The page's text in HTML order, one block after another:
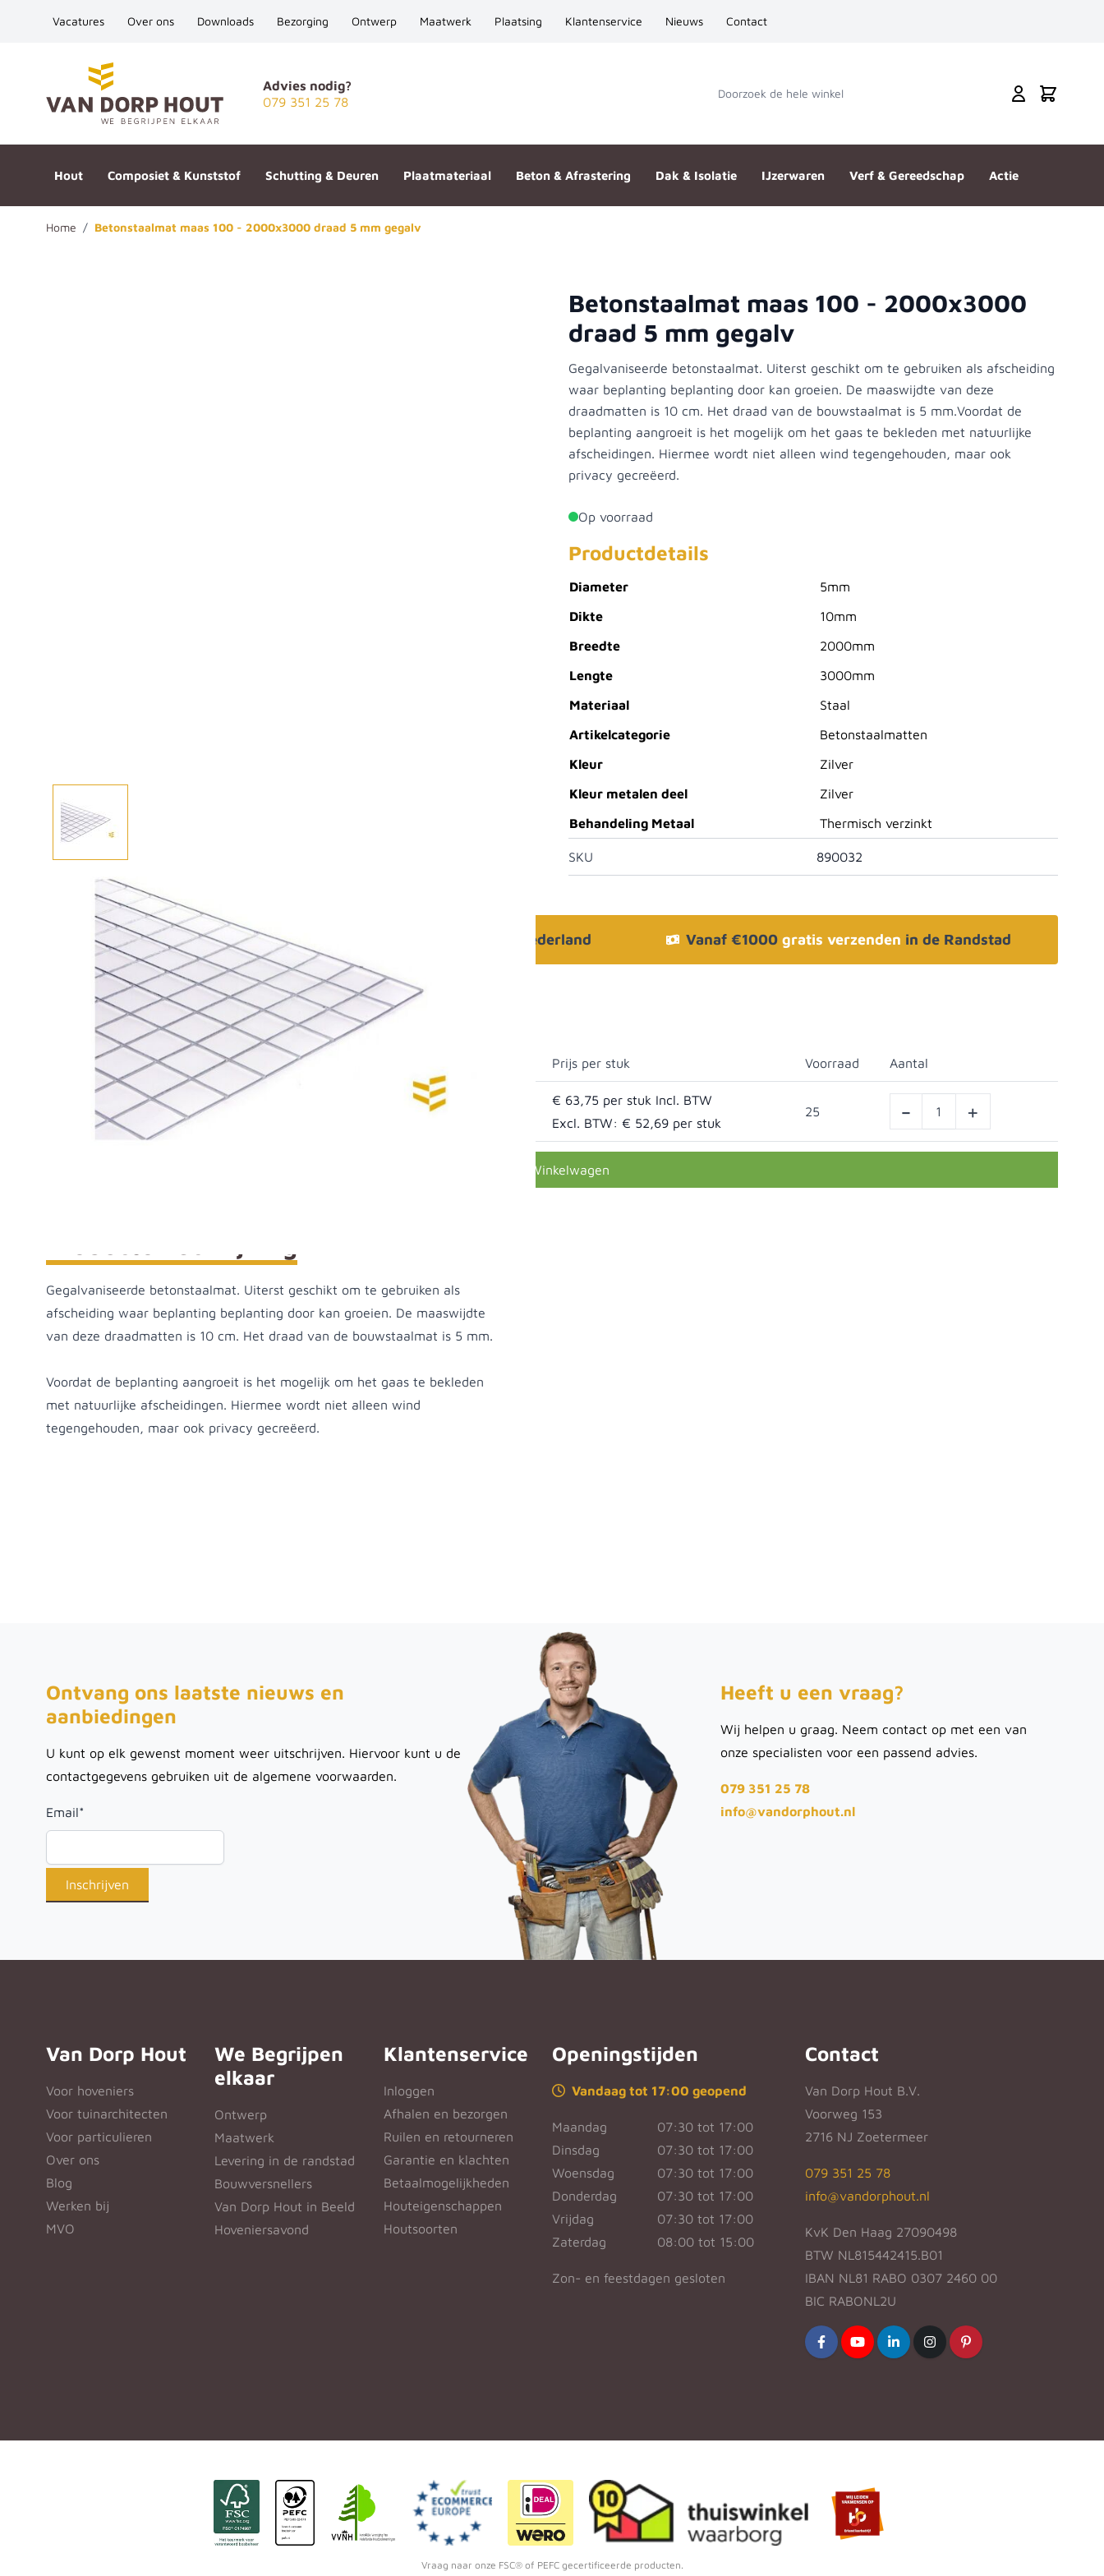
Vacatures Over ons Downloads Bezorging Ontwerp Maatwerk Plaatsing Klantenservice Nieuws Contact
Advies nodig?
079 351 25 78
Doorzoek de hele winkel Cart
Hout Composiet & Kunststof Schutting & Deuren Plaatmateriaal Beton & Afrastering Dak & Isolatie IJzerwaren Verf & Gereedschap Actie
Home / Betonstaalmat maas 100 - 2000x3000 draad 5 mm gegalv
Betonstaalmat maas 100 - 2000x3000 draad 5 mm gegalvBetonstaalmat maas 100 - 2000x3000
draad 5 mm gegalv
Gegalvaniseerde betonstaalmat. Uiterst geschikt om te gebruiken als afscheiding
waar beplanting beplanting door kan groeien. De maaswijdte van deze
draadmatten is 10 cm. Het draad van de bouwstaalmat is 5 mm.Voordat de
beplanting aangroeit is het mogelijk om het gaas te bekleden met natuurlijke
afscheidingen. Hiermee wordt niet alleen wind tegengehouden, maar ook
privacy gecreëerd.
Op voorraad
Productdetails
Diameter
5mm
Dikte
10mm
Breedte
2000mm
Lengte
3000mm
Materiaal
Staal
Artikelcategorie
Betonstaalmatten
Kleur
Zilver
Kleur metalen deel
Zilver
Behandeling Metaal
Thermisch verzinkt
SKU 890032
Afhalen? Kom gerust langs Bezorgen in heel Nederland Vanaf €1000 gratis verzenden in de Randstad
Selecteer afmetingen
Selecteer de gewenste afmetingen Prijs per stuk Voorraad Aantal
Betonstaalmat maas 100 - 2000x3000 draad 5 mm gegalv
€ 63,75
Excl. BTW: € 52,69
25 - +
In Winkelwagen
Gegalvaniseerde betonstaalmat. Uiterst geschikt om te gebruiken als
afscheiding waar beplanting beplanting door kan groeien. De maaswijdte
van deze draadmatten is 10 cm. Het draad van de bouwstaalmat is 5 mm.
Voordat de beplanting aangroeit is het mogelijk om het gaas te bekleden
met natuurlijke afscheidingen. Hiermee wordt niet alleen wind
tegengehouden, maar ook privacy gecreëerd.
Ontvang ons laatste nieuws en
aanbiedingen
U kunt op elk gewenst moment weer uitschrijven. Hiervoor kunt u de
contactgegevens gebruiken uit de algemene voorwaarden.
Email*
Heeft u een vraag?
Wij helpen u graag. Neem contact op met een van
onze specialisten voor een passend advies.
079 351 25 78
info@vandorphout.nl
Van Dorp Hout
Voor hoveniers
Voor tuinarchitecten
Voor particulieren
Over ons
Blog
Werken bij
MVO
We Begrijpen
elkaar
Ontwerp
Maatwerk
Levering in de randstad
Bouwversnellers
Van Dorp Hout in Beeld
Hoveniersavond
Klantenservice
Inloggen
Afhalen en bezorgen
Ruilen en retourneren
Garantie en klachten
Betaalmogelijkheden
Houteigenschappen
Houtsoorten
Openingstijden
Vandaag tot 17:00 geopend
Maandag
07:30 tot 17:00
Dinsdag
07:30 tot 17:00
Woensdag
07:30 tot 17:00
Donderdag
07:30 tot 17:00
Vrijdag
07:30 tot 17:00
Zaterdag
08:00 tot 15:00
Zon- en feestdagen gesloten
Contact
Van Dorp Hout B.V.
Voorweg 153
2716 NJ Zoetermeer
079 351 25 78
info@vandorphout.nl
KvK Den Haag 27090498
BTW NL815442415.B01
IBAN NL81 RABO 0307 2460 00
BIC RABONL2U
Vraag naar onze FSC® of PEFC gecertificeerde producten.